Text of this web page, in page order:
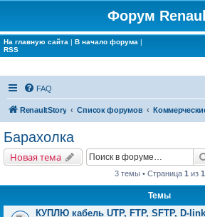
Форум
На главную сайта | В начало форума |
RSS
FAQ
RenaultStory Список форумов
Барахолка
Новая тема
3 темы • Страница 1 из 1
Темы
КУПЛЮ кабель UTP, FTP, SFTP, D-